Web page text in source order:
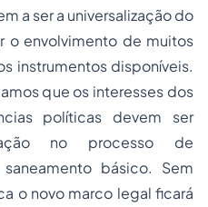
a ser a universalização do
o envolvimento de muitos
instrumentos disponíveis.
que os interesses dos
políticas devem ser
no processo de
básico. Sem
o novo marco legal ficará